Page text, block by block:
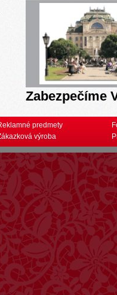
Zabezpečíme
predmety
výroba